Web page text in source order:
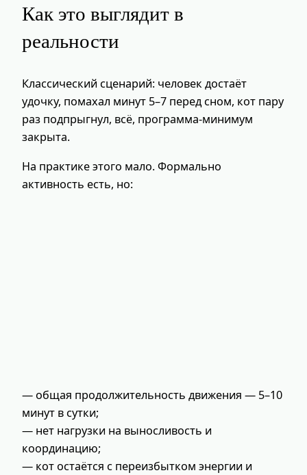
Как это выглядит в
реальности
Классический сценарий: человек достаёт
удочку, помахал минут 5–7 перед сном, кот пару
раз подпрыгнул, всё, программа‑минимум
закрыта.
На практике этого мало. Формально
активность есть, но:
— общая продолжительность движения — 5–10
минут в сутки;
— нет нагрузки на выносливость и
координацию;
— кот остаётся с переизбытком энергии и